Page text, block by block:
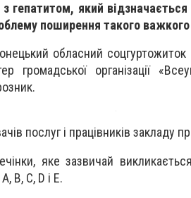
гепатитом, який
поширення такого
обласний соцгуртожиток
громадської організації
послуг і працівників закладу
яке зазвичай
B, C, D і E.